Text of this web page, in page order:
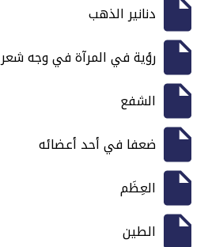
دنانير الذهب
رؤية في المرآة في وجه شعر
الشفع
ضعفا في أحد أعضائه
العِظَم
الطين